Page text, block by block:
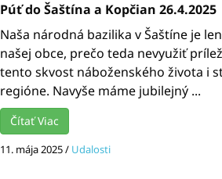
Púť do Šaštína a Kopčian 26.4.2025
Naša národná bazilika v Šaštíne je
našej obce, prečo teda nevyužiť
tento skvost náboženského života i
regióne. Navyše máme jubilejný ...
Čítať Viac
11. mája 2025/ Udalosti